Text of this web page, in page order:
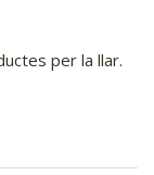
per la llar.